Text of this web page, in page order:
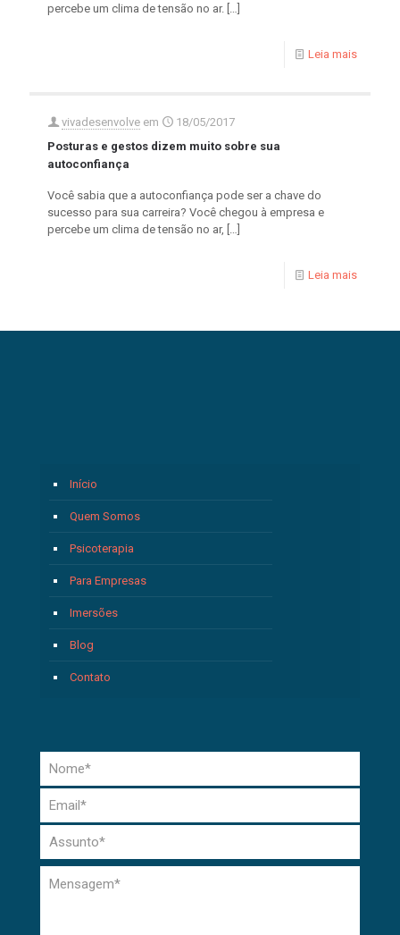
percebe um clima de tensão no ar.
Leia mais
vivadesenvolve em
18/05/2017
Posturas e gestos dizem muito sobre sua
autoconfiança
Você sabia que a autoconfiança pode ser a chave do
sucesso para sua carreira? Você chegou à empresa e
percebe um clima de tensão no ar,
Leia mais
Início
Quem Somos
Psicoterapia
Para Empresas
Imersões
Blog
Contato